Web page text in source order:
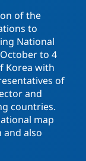
of the
to
National
to 4
Korea with
of
and
countries.
map
and also